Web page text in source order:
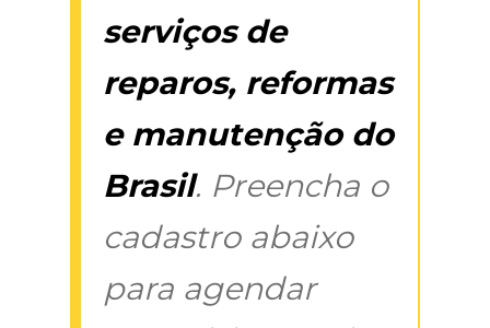
serviços de
reparos, reformas
e manutenção do
Brasil. Preencha o
cadastro abaixo
para agendar